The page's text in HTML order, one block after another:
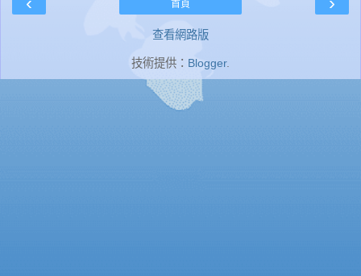
首頁
查看網路版
技術提供： Blogger.